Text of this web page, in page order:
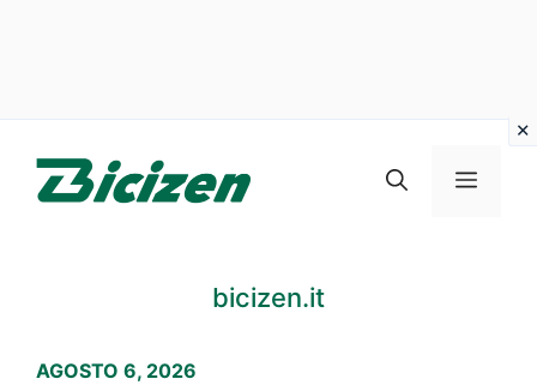
Menu
bicizen.it
AGOSTO 6, 2026